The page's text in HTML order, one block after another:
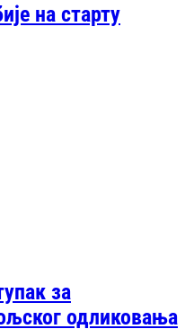
на старту
за
одликовања